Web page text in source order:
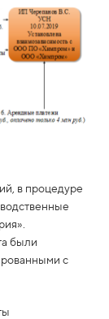
в процедуре
были
с